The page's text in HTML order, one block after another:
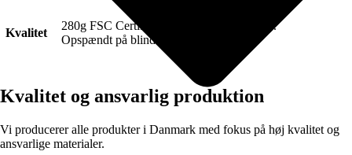
Kvalitet
280g FSC Certificeret Art canvas (Lærred).
Opspændt på blindramme.
Kvalitet og ansvarlig produktion
Vi producerer alle produkter i Danmark med fokus på høj kvalitet og
ansvarlige materialer.